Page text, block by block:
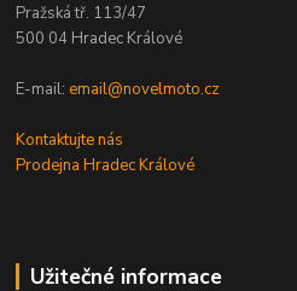
Pražská tř. 113/47
500 04 Hradec Králové
E-mail: email@novelmoto.cz
Kontaktujte nás
Prodejna Hradec Králové
Užitečné informace